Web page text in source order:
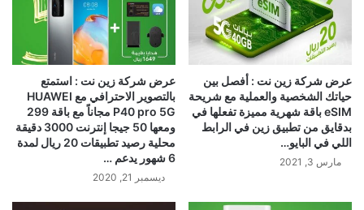
عرض شركة زين نت : أفصل بين
حياتك الشخصية والعملية مع ‫شريحة
eSIM باقة شهرية مميزة تفعلها في
بدقايق من تطبيق زين في الرابط
اللي في البايو…
مارس 3, 2021
عرض شركة زين نت : استمتع
بالتصوير الاحترافي مع HUAWEI
P40 pro 5G مجاناً مع باقة 299
ومعها 50 جيجا إنترنت 3000 دقيقة
محلية رصيد تطبيقات 20 ريال لمدة
6 شهور يدعم …
ديسمبر 21, 2020